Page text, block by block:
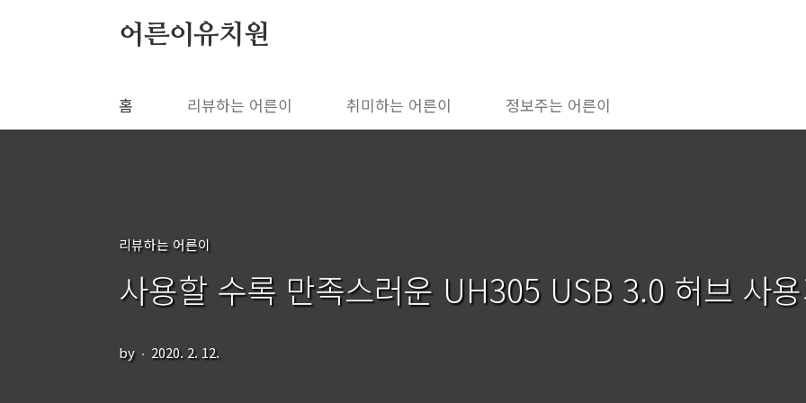
어른이유치원
홈 리뷰하는 어른이 취미하는 어른이 정보주는 어른이
리뷰하는 어른이
사용할 수록 만족스러운 UH305 USB 3.0 허브 사
by 2020. 2. 12.